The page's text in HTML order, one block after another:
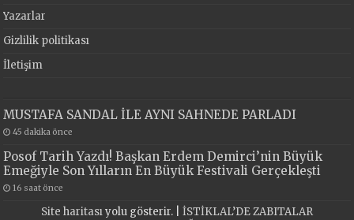
Yazarlar
Gizlilik politikası
İletişim
MUSTAFA SANDAL İLE AYNI SAHNEDE PARLADI
45 dakika önce
Posof Tarih Yazdı! Başkan Erdem Demirci’nin Büyük
Emeğiyle Son Yılların En Büyük Festivali Gerçekleşti
16 saat önce
Site haritasıyolu gösterir. | İSTİKLAL’DE ZABITALAR